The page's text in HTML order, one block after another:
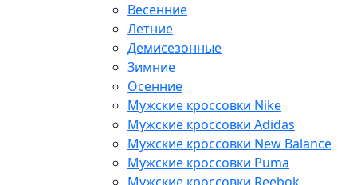
Весенние
Летние
Демисезонные
Зимние
Осенние
Мужские кроссовки Nike
Мужские кроссовки Adidas
Мужские кроссовки New Balance
Мужские кроссовки Puma